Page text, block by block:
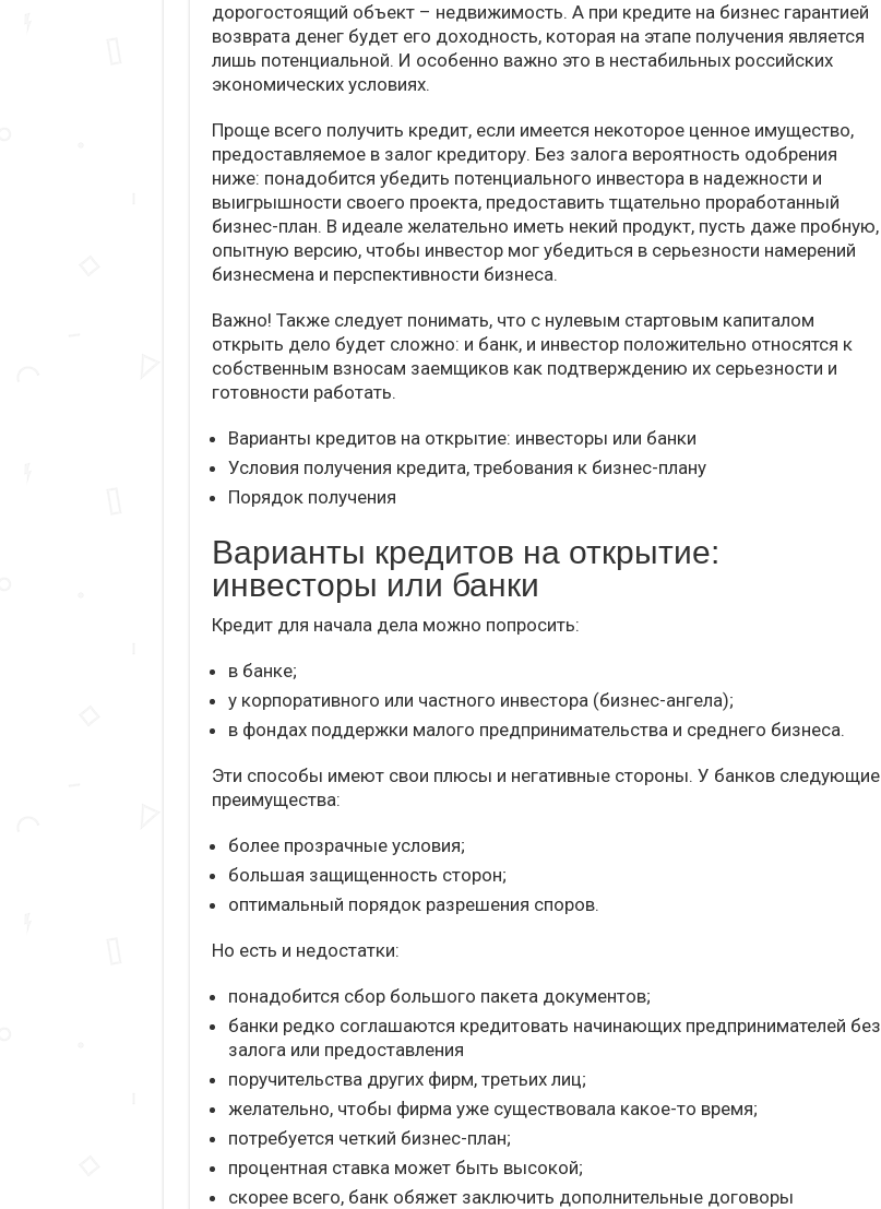
дорогостоящий объект – недвижимость. А при кредите на бизнес гарантией
возврата денег будет его доходность, которая на этапе получения является
лишь потенциальной. И особенно важно это в нестабильных российских
экономических условиях.
Проще всего получить кредит, если имеется некоторое ценное имущество,
предоставляемое в залог кредитору. Без залога вероятность одобрения
ниже: понадобится убедить потенциального инвестора в надежности и
выигрышности своего проекта, предоставить тщательно проработанный
бизнес-план. В идеале желательно иметь некий продукт, пусть даже пробную,
опытную версию, чтобы инвестор мог убедиться в серьезности намерений
бизнесмена и перспективности бизнеса.
Важно! Также следует понимать, что с нулевым стартовым капиталом
открыть дело будет сложно: и банк, и инвестор положительно относятся к
собственным взносам заемщиков как подтверждению их серьезности и
готовности работать.
Варианты кредитов на открытие: инвесторы или банки
Условия получения кредита, требования к бизнес-плану
Порядок получения
Варианты кредитов на открытие:
инвесторы или банки
Кредит для начала дела можно попросить:
в банке;
у корпоративного или частного инвестора (бизнес-ангела);
в фондах поддержки малого предпринимательства и среднего бизнеса.
Эти способы имеют свои плюсы и негативные стороны. У банков следующие
преимущества:
более прозрачные условия;
большая защищенность сторон;
оптимальный порядок разрешения споров.
Но есть и недостатки:
понадобится сбор большого пакета документов;
банки редко соглашаются кредитовать начинающих предпринимателей без
залога или предоставления
поручительства других фирм, третьих лиц;
желательно, чтобы фирма уже существовала какое-то время;
потребуется четкий бизнес-план;
процентная ставка может быть высокой;
скорее всего, банк обяжет заключить дополнительные договоры